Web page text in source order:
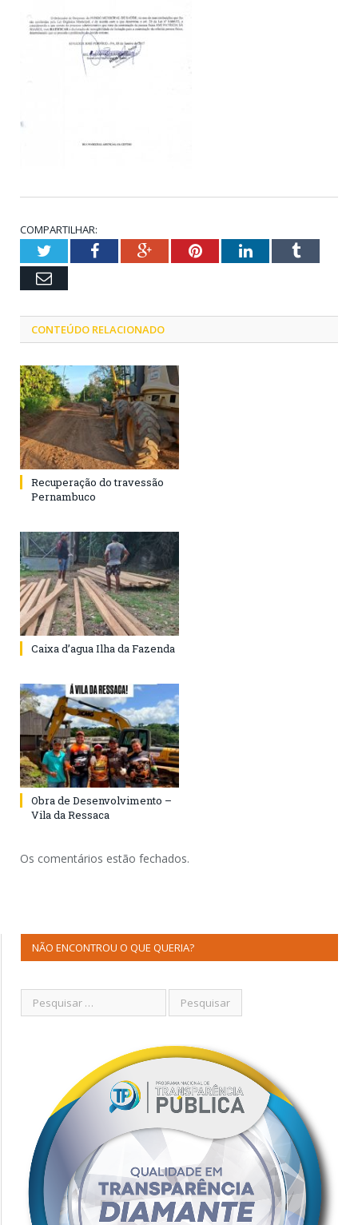
COMPARTILHAR:
TwitterFacebookGoogle+PinterestLinkedInTumblr
Email
CONTEÚDO RELACIONADO
Recuperação do travessão
Pernambuco
Caixa d’agua Ilha da Fazenda
Obra de Desenvolvimento –
Vila da Ressaca
Os comentários estão fechados.
NÃO ENCONTROU O QUE QUERIA?